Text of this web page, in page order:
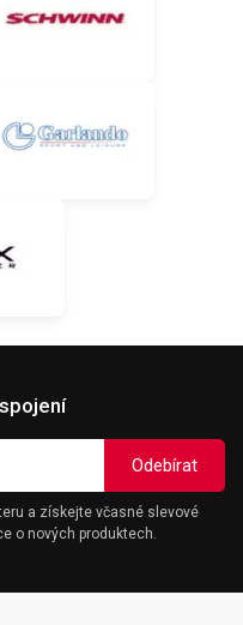
a získejte včasné slevové
o nových produktech.